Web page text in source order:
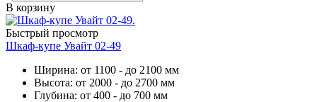
В корзину
Быстрый просмотр
Шкаф-купе Увайт 02-49
Ширина: от 1100 - до 2100 мм
Высота: от 2000 - до 2700 мм
Глубина: от 400 - до 700 мм